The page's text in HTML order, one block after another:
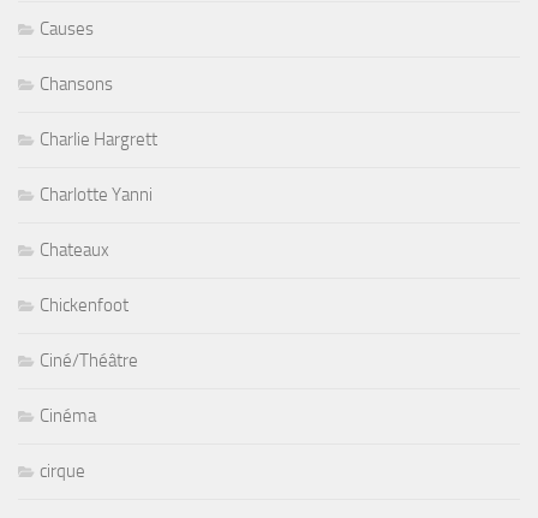
Causes
Chansons
Charlie Hargrett
Charlotte Yanni
Chateaux
Chickenfoot
Ciné/Théâtre
Cinéma
cirque